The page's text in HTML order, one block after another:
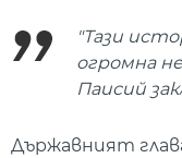
"Тази
огромна
Паисий
Държавният